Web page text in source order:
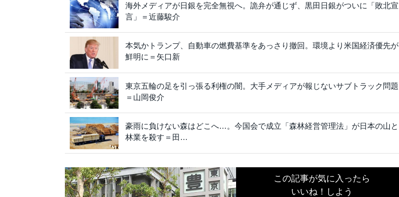
海外メディアが日銀を完全無視へ。詭弁が通じず、黒田日銀がついに「敗北宣
言」＝近藤駿介
本気かトランプ、自動車の燃費基準をあっさり撤回。環境より米国経済優先が
鮮明に＝矢口新
東京五輪の足を引っ張る利権の闇。大手メディアが報じないサブトラック問題
＝山岡俊介
豪雨に負けない森はどこへ…。今国会で成立「森林経営管理法」が日本の山と
林業を殺す＝田…
この記事が気に入ったら
いいね！しよう